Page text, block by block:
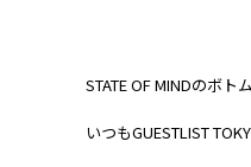
STATE OF MINDのボト
いつもGUESTLIST